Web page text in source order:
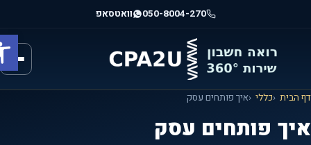
פתח
050-8004-270 וואטסאפ
הבית כללי איך פותחים עסק
פותחים עסק